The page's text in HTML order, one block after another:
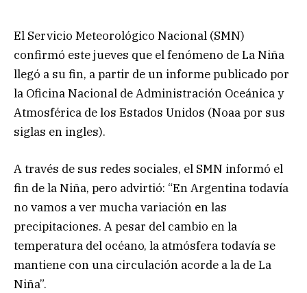
El Servicio Meteorológico Nacional (SMN)
confirmó este jueves que el fenómeno de La Niña
llegó a su fin, a partir de un informe publicado por
la Oficina Nacional de Administración Oceánica y
Atmosférica de los Estados Unidos (Noaa por sus
siglas en ingles).
A través de sus redes sociales, el SMN informó el
fin de la Niña, pero advirtió: “En Argentina todavía
no vamos a ver mucha variación en las
precipitaciones. A pesar del cambio en la
temperatura del océano, la atmósfera todavía se
mantiene con una circulación acorde a la de La
Niña”.